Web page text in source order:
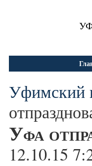
Уфимский
Уфа
12.10.15